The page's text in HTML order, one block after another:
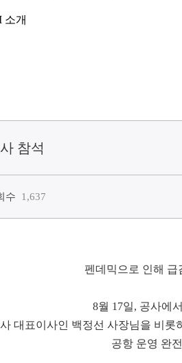
소개
참석
수 1,637
펜데믹으로 인해 급
8월 17일, 공사에
대표이사인 백정선 사장님을 비
공항 운영 완